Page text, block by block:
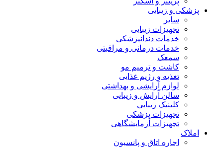
پزشکی و زیبایی
سایر
تجهیزات زیبایی
خدمات دندانپزشکی
خدمات درمانی و مراقبتی
سمعک
کاشت و ترمیم مو
تغذیه و رژیم غذایی
لوازم آرایشی و بهداشتی
سالن آرایش و زیبایی
کلینیک زیبایی
تجهیزات پزشکی
تجهیزات آزمایشگاهی
املاک
اجاره اتاق و پانسیون